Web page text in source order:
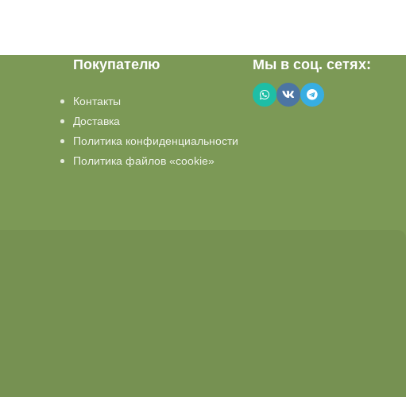
Покупателю
Контакты
Доставка
Политика конфиденциальности
Политика файлов «cookie»
Мы в соц. сетях: